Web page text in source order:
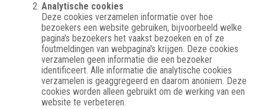
Analytische cookies
Deze cookies verzamelen informatie over hoe
bezoekers een website gebruiken, bijvoorbeeld welke
pagina's bezoekers het vaakst bezoeken en of ze
foutmeldingen van webpagina's krijgen. Deze cookies
verzamelen geen informatie die een bezoeker
identificeert. Alle informatie die analytische cookies
verzamelen is geaggregeerd en daarom anoniem. Deze
cookies worden alleen gebruikt om de werking van een
website te verbeteren.